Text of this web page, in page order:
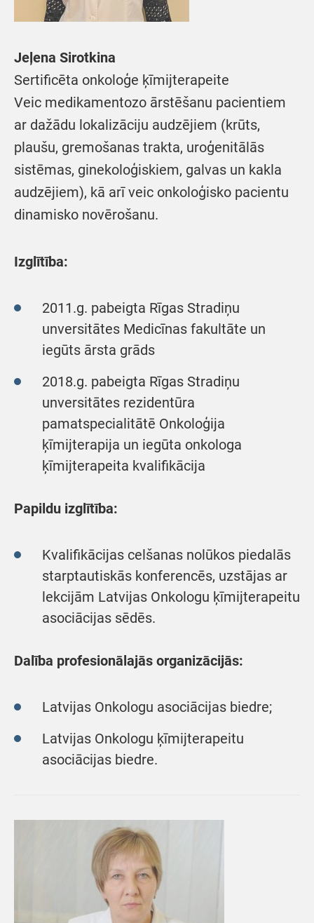
Jeļena Sirotkina
Sertificēta onkoloģe ķīmijterapeite
Veic medikamentozo ārstēšanu pacientiem
ar dažādu lokalizāciju audzējiem (krūts,
plaušu, gremošanas trakta, uroģenitālās
sistēmas, ginekoloģiskiem, galvas un kakla
audzējiem), kā arī veic onkoloģisko pacientu
dinamisko novērošanu.
Izglītība:
2011.g. pabeigta Rīgas Stradiņu
unversitātes Medicīnas fakultāte un
iegūts ārsta grāds
2018.g. pabeigta Rīgas Stradiņu
unversitātes rezidentūra
pamatspecialitātē Onkoloģija
ķīmijterapija un iegūta onkologa
ķīmijterapeita kvalifikācija
Papildu izglītība:
Kvalifikācijas celšanas nolūkos piedalās
starptautiskās konferencēs, uzstājas ar
lekcijām Latvijas Onkologu ķīmijterapeitu
asociācijas sēdēs.
Dalība profesionālajās organizācijās:
Latvijas Onkologu asociācijas biedre;
Latvijas Onkologu ķīmijterapeitu
asociācijas biedre.